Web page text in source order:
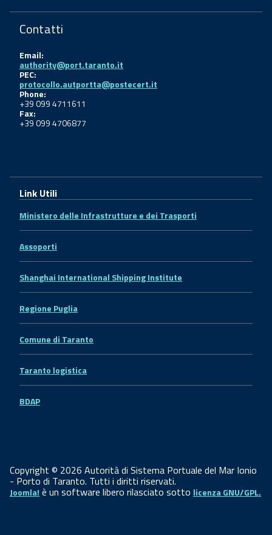
Contatti
Email:
authority@port.taranto.it
PEC:
protocollo.autportta@postecert.it
Phone:
+39 099 4711611
Fax:
+39 099 4706877
Link Utili
Ministero delle Infrastrutture e dei Trasporti
Assoporti
Shanghai International Shipping Institute
Regione Puglia
Comune di Taranto
Taranto logistica
BDAP
Copyright © 2026 Autorità di Sistema Portuale del Mar Ionio
- Porto di Taranto. Tutti i diritti riservati.
Joomla! è un software libero rilasciato sotto licenza GNU/GPL.